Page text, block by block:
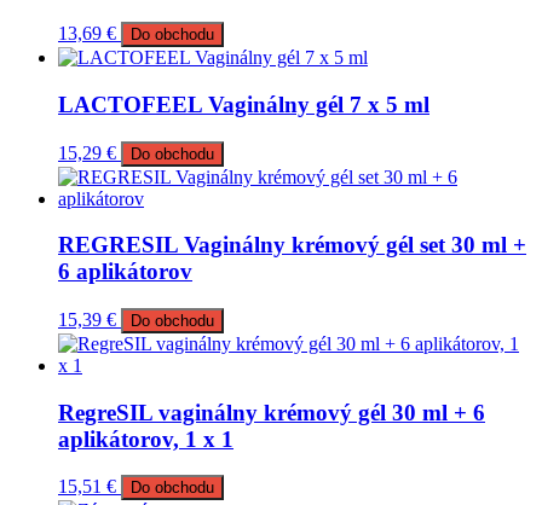
13,69 € Do obchodu
LACTOFEEL Vaginálny gél 7 x 5 ml
15,29 € Do obchodu
REGRESIL Vaginálny krémový gél set 30 ml +
6 aplikátorov
15,39 € Do obchodu
RegreSIL vaginálny krémový gél 30 ml + 6
aplikátorov, 1 x 1
15,51 € Do obchodu